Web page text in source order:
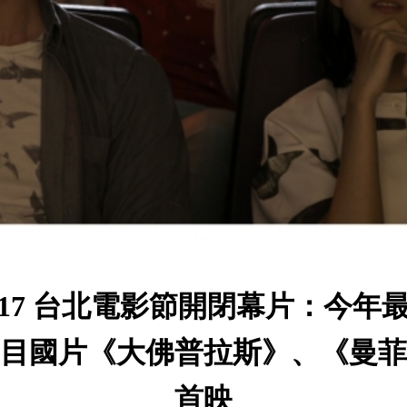
台北電影節開閉幕片：今年
國片《大佛普拉斯》、《曼
首映